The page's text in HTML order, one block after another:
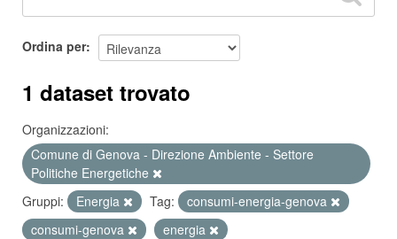
Ordina per
1 dataset trovato
Organizzazioni:
Comune di Genova - Direzione Ambiente - Settore
Politiche Energetiche
Gruppi:
Energia Tag:
consumi-energia-genova
consumi-genova
energia